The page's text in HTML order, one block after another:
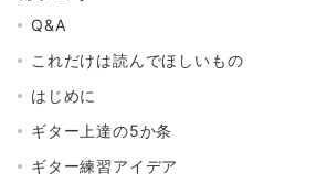
Q&A
これだけは読んでほしいもの
はじめに
ギター上達の5か条
ギター練習アイデア